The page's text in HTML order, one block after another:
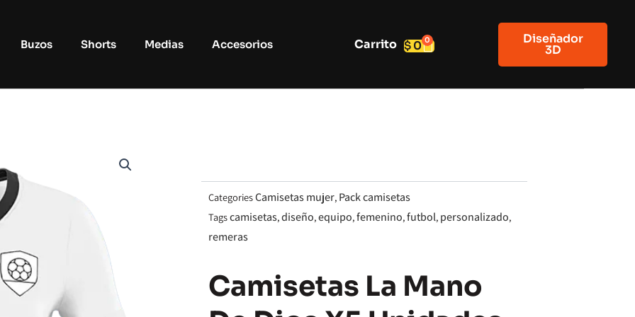
Buzos Shorts Medias Accesorios Carrito $0 0
Cart Diseñador
3D
CategoriesCamisetas mujer, Pack camisetas
Tagscamisetas,diseño,equipo,femenino,futbol, personalizado,
remeras
Camisetas La Mano